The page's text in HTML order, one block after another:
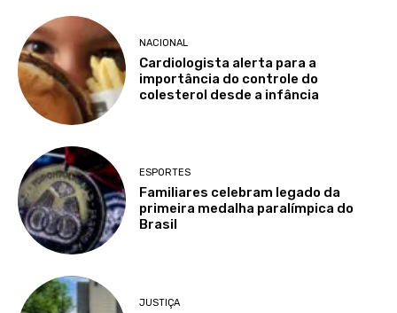
NACIONAL
Cardiologista alerta para a
importância do controle do
colesterol desde a infância
ESPORTES
Familiares celebram legado da
primeira medalha paralímpica do
Brasil
JUSTIÇA